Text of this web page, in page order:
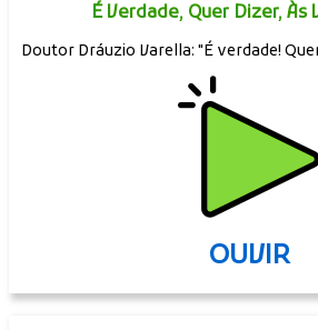
É Verdade, Quer Dizer, Às
Doutor Dráuzio Varella: "É verdade!
OUVIR